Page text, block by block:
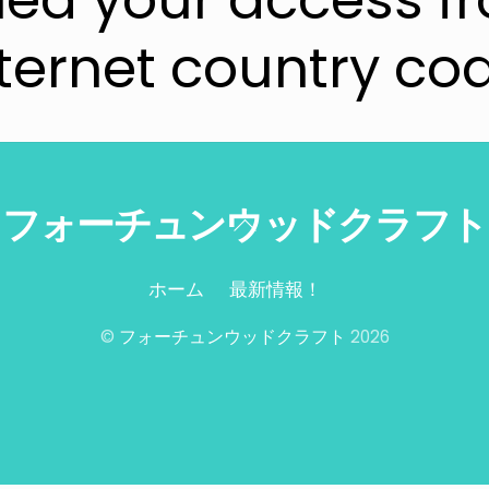
country
Back
To
フォーチュンウッドクラフト
ホーム 最新情報！
© フォーチュンウッドクラフト 2026